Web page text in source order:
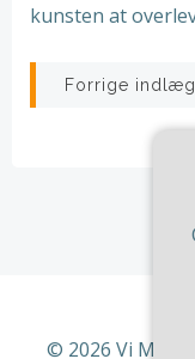
kunsten at
Forrige indlæg
© 2026 Vi Med